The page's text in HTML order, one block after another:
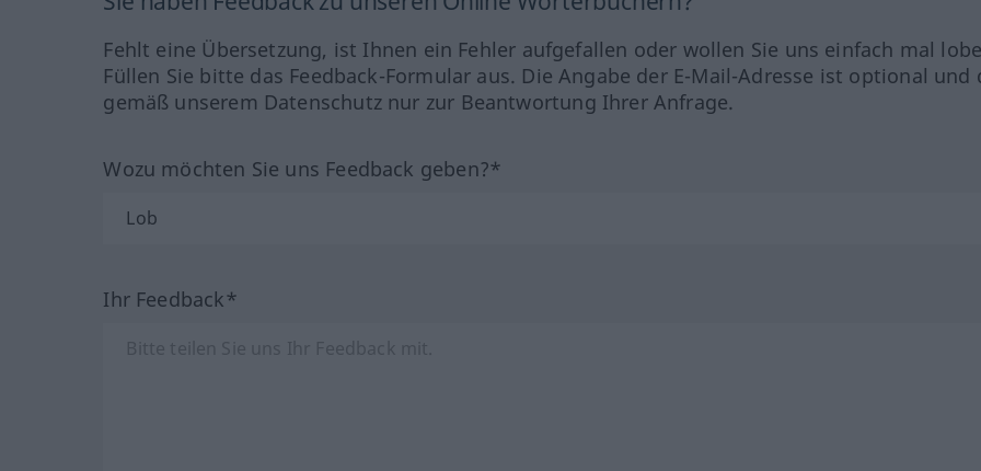
Fehlt eine Übersetzung, ist Ihnen ein Fehler aufgefallen oder wollen Sie uns einfach mal
Füllen Sie bitte das Feedback-Formular aus. Die Angabe der E-Mail-Adresse ist optional und
gemäß unserem Datenschutz nur zur Beantwortung Ihrer Anfrage.
Wozu möchten Sie uns Feedback geben?*
Ihr Feedback*